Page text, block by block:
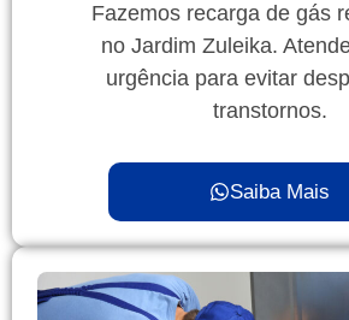
Fazemos recarga de gás
no Jardim Zuleika.
urgência para evitar
transtornos.
Saiba Mais